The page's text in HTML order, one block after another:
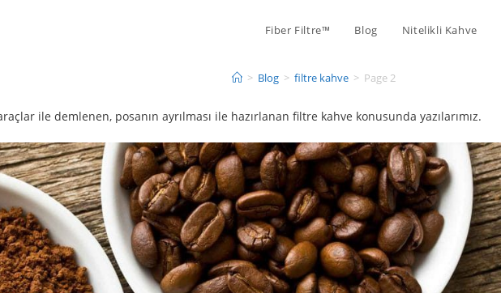
Fiber Filtre™ Blog Nitelikli Kahve
> Blog > filtre kahve > Page 2
ile demlenen, posanın ayrılması ile hazırlanan filtre kahve konusunda yazılarımız.